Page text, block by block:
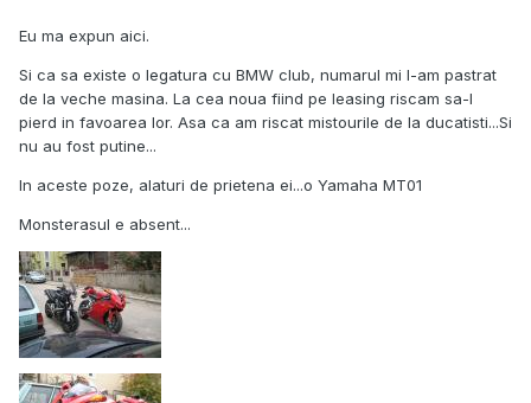
Eu ma expun aici.
Si ca sa existe o legatura cu BMW club, numarul mi l-am pastrat
de la veche masina. La cea noua fiind pe leasing riscam sa-l
pierd in favoarea lor. Asa ca am riscat mistourile de la ducatisti...Si
nu au fost putine...
In aceste poze, alaturi de prietena ei...o Yamaha MT01
Monsterasul e absent...